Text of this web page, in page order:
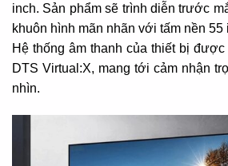
inch. Sản phẩm sẽ trình diễn trước
khuôn hình mãn nhãn với tấm nền
Hệ thống âm thanh của thiết bị
DTS Virtual:X, mang tới cảm nhận
nhìn.